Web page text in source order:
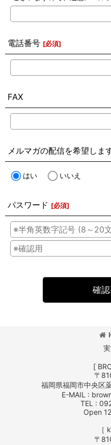
電話番号 [必須]
FAX
メルマガの配信を希望しま
はい いいえ
パスワード [必須]
確
[
〒
福岡県福岡市中央区
E-MAIL :
TEL :
Open
［
〒